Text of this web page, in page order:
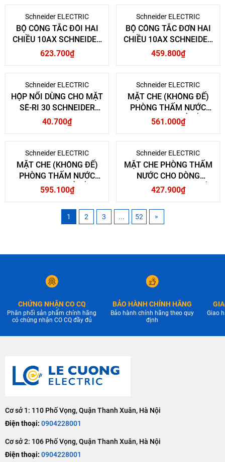
Schneider ELECTRIC
BỘ CÔNG TẮC ĐÔI HAI
CHIỀU 10AX SCHNEIDER
ELECTRIC
623.700₫
Schneider ELECTRIC
BỘ CÔNG TẮC ĐƠN HAI
CHIỀU 10AX SCHNEIDER
ELECTRIC
459.800₫
Schneider ELECTRIC
HỘP NỔI DÙNG CHO MẶT
SÊ-RI 30 SCHNEIDER
ELECTRIC
40.700₫
Schneider ELECTRIC
MẶT CHE (KHÔNG ĐẾ)
PHÒNG THẤM NƯỚC
MẶT ĐƠN CHO Ổ CẮM,
561.000₫
Schneider ELECTRIC
MẶT CHE (KHÔNG ĐẾ)
PHÒNG THẤM NƯỚC
MẶT ĐÔI CHO Ổ CẮM,
SCHNEIDER ELECTRIC
595.100₫
Schneider ELECTRIC
MẶT CHE PHÒNG THẤM
NƯỚC CHO DÒNG
CONCEPT (KHÔNG ĐẾ)
427.900₫
1 2 3 ... 52 »
CHỨNG NHẬN CO CQ
Phân phối sản phẩm chính hãng
có chứng nhận CO CQ đầy đủ
BẢO HÀNH CHÍNH HÃNG
Bảo hành chính hãng theo quy
định
Giao
Cơ sở 1: 110 Phố Vọng, Quận Thanh Xuân, Hà Nội
Điện thoại: 0904228001
Cơ sở 2: 106 Phố Vọng, Quận Thanh Xuân, Hà Nội
Điện thoại: 0904228001